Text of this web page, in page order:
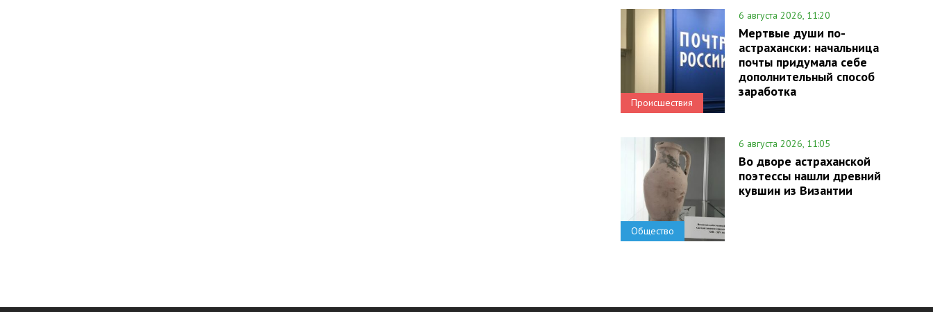
Происшествия
6 августа 2026, 11:20
Мертвые души по-
астрахански: начальница
почты придумала себе
дополнительный способ
заработка
Общество
6 августа 2026, 11:05
Во дворе астраханской
поэтессы нашли древний
кувшин из Византии